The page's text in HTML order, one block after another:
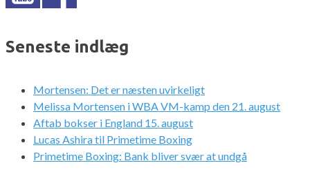
Seneste indlæg
Mortensen: Det er næsten uvirkeligt
Melissa Mortensen i WBA VM-kamp den 21. august
Aftab bokser i England 15. august
Lucas Ashira til Primetime Boxing
Primetime Boxing: Bank bliver svær at undgå